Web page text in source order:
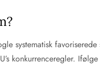
systematisk
konkurrenceregler.